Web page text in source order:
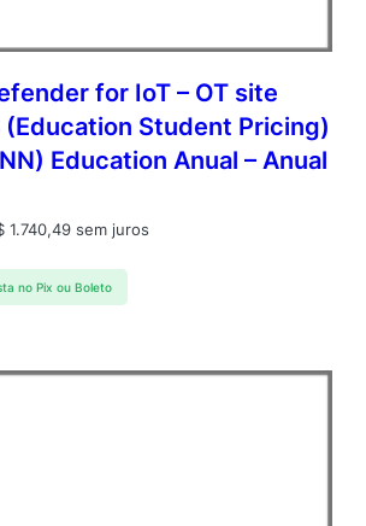
for IoT – OT site
(Education Student Pricing)
Education Anual – Anual
1.740,49 sem juros
no Pix ou Boleto